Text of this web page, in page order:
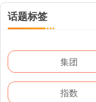
话题标签
集团
指数